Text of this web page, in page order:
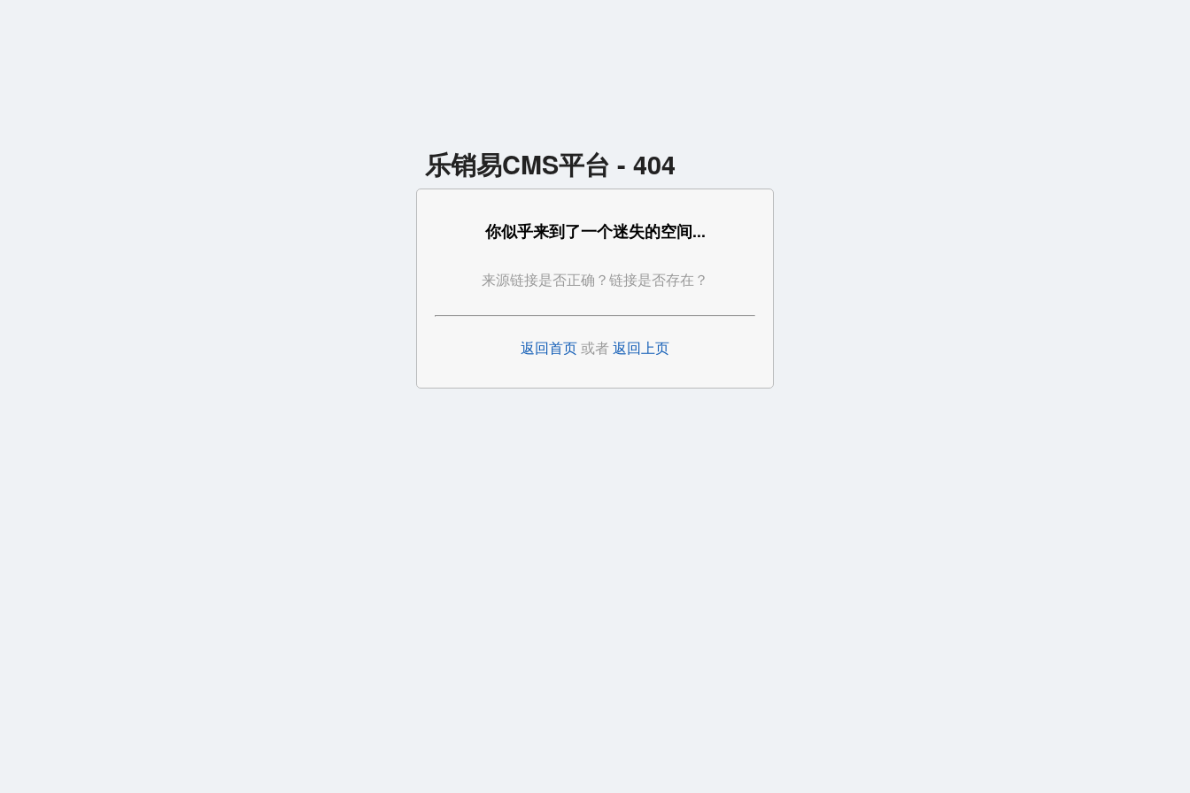
乐销易CMS平台 - 404
你似乎来到了一个迷失的空间...
来源链接是否正确？链接是否存在？
返回首页或者 返回上页